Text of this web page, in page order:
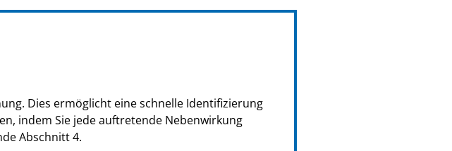
Dies ermöglicht eine schnelle Identifizierung
indem Sie jede auftretende Nebenwirkung
Abschnitt 4.